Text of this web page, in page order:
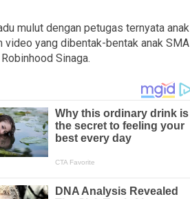
mulut dengan petugas ternyata anak
yang dibentak-bentak anak SMA
Sinaga.